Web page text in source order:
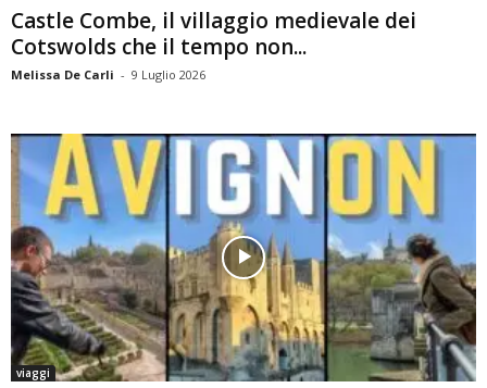
Castle Combe, il villaggio medievale dei
Cotswolds che il tempo non...
Melissa De Carli - 9 Luglio 2026
viaggi